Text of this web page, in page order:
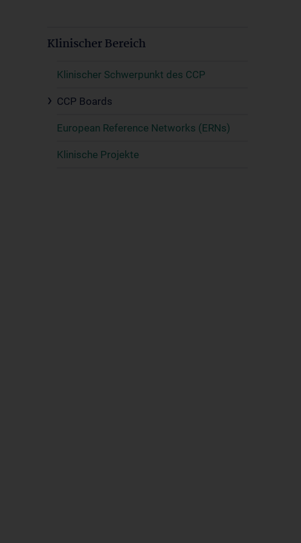
Klinischer Bereich
Klinischer Schwerpunkt des CCP
CCP Boards
European Reference Networks (ERNs)
Klinische Projekte